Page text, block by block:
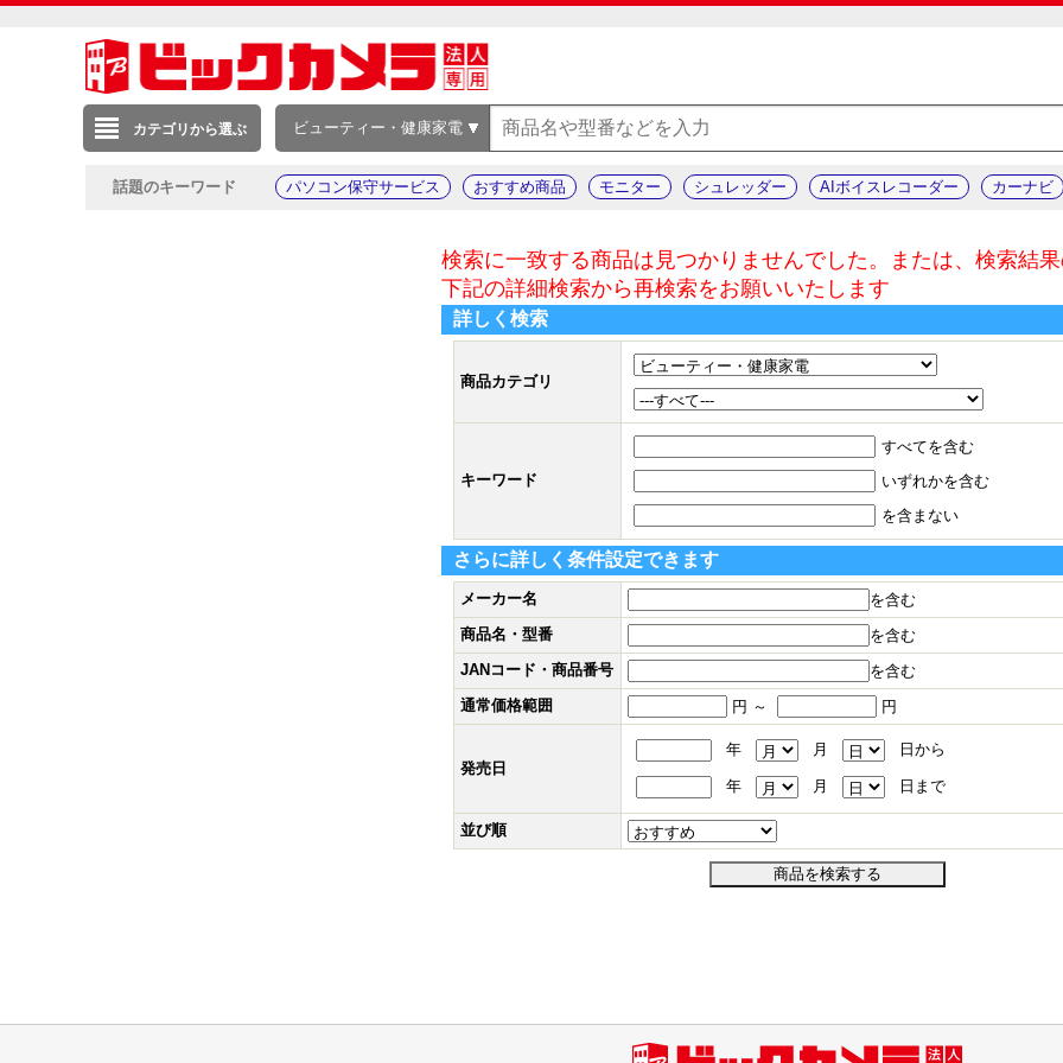
カテゴリから選ぶ ビューティー・健康家電
話題のキーワード パソコン保守サービス おすすめ商品 モニター シュレッダー AIボイスレコーダー カーナビ
検索に一致する商品は見つかりませんでした。または、検索結
下記の詳細検索から再検索をお願いいたします
詳しく検索
商品カテゴリ
キーワード
すべてを含む
いずれかを含む
を含まない
さらに詳しく条件設定できます
メーカー名
を含む
商品名・型番
を含む
JANコード・商品番号
を含む
通常価格範囲
円 ～ 円
発売日
年 月 日から
年 月 日まで
並び順